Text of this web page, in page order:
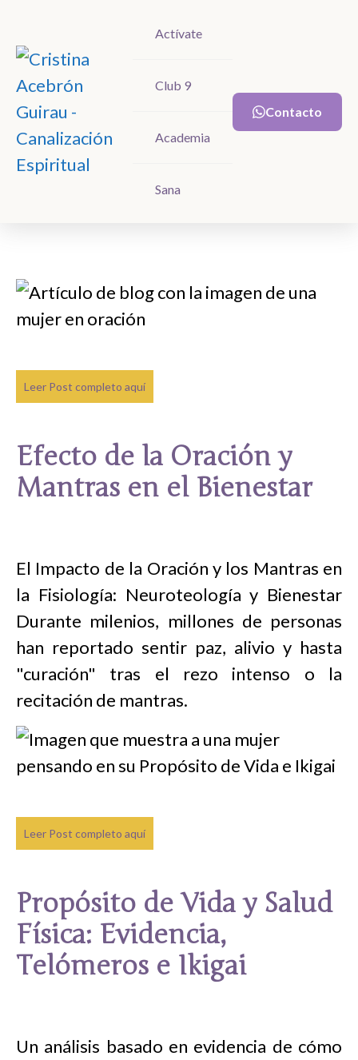
Actívate
Club 9
Academia
Sana
Contacto
Actívate
Club 9
Academia
Sana
Contacto
Leer Post completo aquí
Efecto de la Oración y
Mantras en el Bienestar
El Impacto de la Oración y los Mantras en
la Fisiología: Neuroteología y Bienestar
Durante milenios, millones de personas
han reportado sentir paz, alivio y hasta
"curación" tras el rezo intenso o la
recitación de mantras.
Leer Post completo aquí
Propósito de Vida y Salud
Física: Evidencia,
Telómeros e Ikigai
Un análisis basado en evidencia de cómo